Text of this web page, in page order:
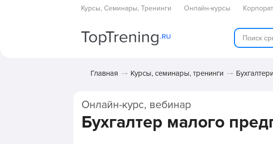
Курсы, Семинары, Тренинги Онлайн-курсы
Главная Курсы, семинары, тренинги
Онлайн-курс, вебинар
Бухгалтер малого